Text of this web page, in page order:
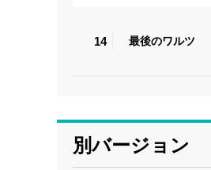
14 最後のワルツ
別バージョン